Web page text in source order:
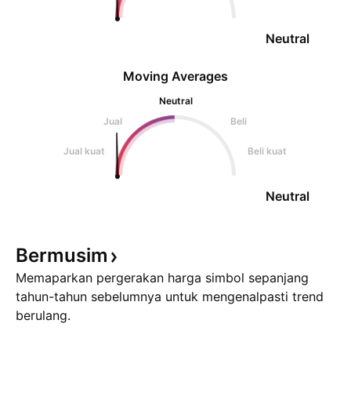
Neutral
Moving Averages
Neutral
Jual
Beli
Jual kuat Beli kuat
Neutral
Bermusim
Memaparkan pergerakan harga simbol sepanjang
tahun-tahun sebelumnya untuk mengenalpasti trend
berulang.